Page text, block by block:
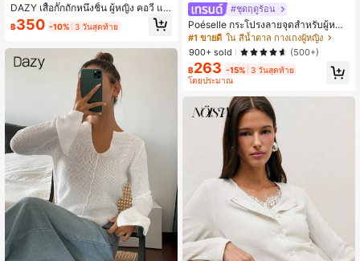
DAZY เสื้อกั๊กถักหนึ่งชิ้น ผู้หญิง คอวี แข
นกุด มีนิมัล เหมาะใส่ในชีวิตประจำวัน
฿350 -10% 3 วันสุดท้าย
#ชุดฤดูร้อน
Poéselle กระโปรงลายจุดสำหรับผู้หญิง
ทรงอสมมาตร ชายกระโปรงไม่เท่ากัน ใ
ส่ได้หลายโอกาส สำหรับออกเดท
#1 ขายดี ใน สีน้ำตาล กางเกงผู้หญิง
900+ sold
(500+)
฿263 -15% 3 วันสุดท้าย
โดยประมาณ